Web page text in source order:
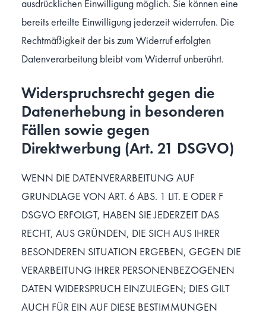
ausdrücklichen Einwilligung möglich. Sie können eine
bereits erteilte Einwilligung jederzeit widerrufen. Die
Rechtmäßigkeit der bis zum Widerruf erfolgten
Datenverarbeitung bleibt vom Widerruf unberührt.
Widerspruchsrecht gegen die
Datenerhebung in besonderen
Fällen sowie gegen
Direktwerbung (Art. 21 DSGVO)
WENN DIE DATENVERARBEITUNG AUF
GRUNDLAGE VON ART. 6 ABS. 1 LIT. E ODER F
DSGVO ERFOLGT, HABEN SIE JEDERZEIT DAS
RECHT, AUS GRÜNDEN, DIE SICH AUS IHRER
BESONDEREN SITUATION ERGEBEN, GEGEN DIE
VERARBEITUNG IHRER PERSONENBEZOGENEN
DATEN WIDERSPRUCH EINZULEGEN; DIES GILT
AUCH FÜR EIN AUF DIESE BESTIMMUNGEN